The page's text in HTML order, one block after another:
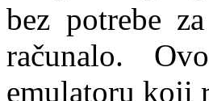
bez potrebe
računalo.
emulatoru koji